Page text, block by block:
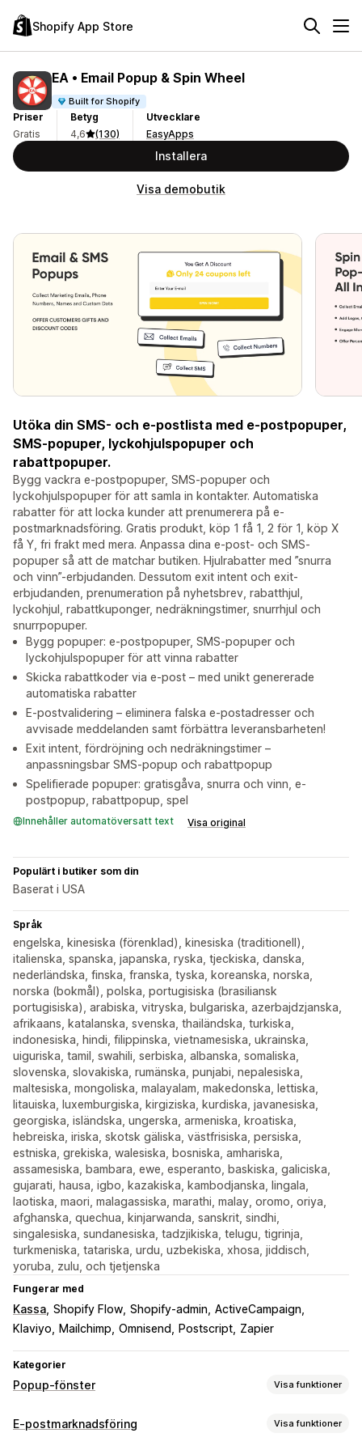
Shopify App Store
EA • Email Popup & Spin Wheel
Built for Shopify
Priser
Gratis
Betyg
4,6
(130)
Utvecklare
EasyApps
Installera
Visa demobutik
Utöka din SMS- och e-postlista med e-postpopuper,
SMS-popuper, lyckohjulspopuper och
rabattpopuper.
Bygg vackra e-postpopuper, SMS-popuper och
lyckohjulspopuper för att samla in kontakter. Automatiska
rabatter för att locka kunder att prenumerera på e-
postmarknadsföring. Gratis produkt, köp 1 få 1, 2 för 1, köp X
få Y, fri frakt med mera. Anpassa dina e-post- och SMS-
popuper så att de matchar butiken. Hjulrabatter med ”snurra
och vinn”-erbjudanden. Dessutom exit intent och exit-
erbjudanden, prenumeration på nyhetsbrev, rabatthjul,
lyckohjul, rabattkuponger, nedräkningstimer, snurrhjul och
snurrpopuper.
Bygg popuper: e-postpopuper, SMS-popuper och
lyckohjulspopuper för att vinna rabatter
Skicka rabattkoder via e-post – med unikt genererade
automatiska rabatter
E-postvalidering – eliminera falska e-postadresser och
avvisade meddelanden samt förbättra leveransbarheten!
Exit intent, fördröjning och nedräkningstimer –
anpassningsbar SMS-popup och rabattpopup
Spelifierade popuper: gratisgåva, snurra och vinn, e-
postpopup, rabattpopup, spel
Innehåller automatöversatt text Visa original
Populärt i butiker som din
Baserat i USA
Språk
engelska, kinesiska (förenklad), kinesiska (traditionell),
italienska, spanska, japanska, ryska, tjeckiska, danska,
nederländska, finska, franska, tyska, koreanska, norska,
norska (bokmål), polska, portugisiska (brasiliansk
portugisiska), arabiska, vitryska, bulgariska, azerbajdzjanska,
afrikaans, katalanska, svenska, thailändska, turkiska,
indonesiska, hindi, filippinska, vietnamesiska, ukrainska,
uiguriska, tamil, swahili, serbiska, albanska, somaliska,
slovenska, slovakiska, rumänska, punjabi, nepalesiska,
maltesiska, mongoliska, malayalam, makedonska, lettiska,
litauiska, luxemburgiska, kirgiziska, kurdiska, javanesiska,
georgiska, isländska, ungerska, armeniska, kroatiska,
hebreiska, iriska, skotsk gäliska, västfrisiska, persiska,
estniska, grekiska, walesiska, bosniska, amhariska,
assamesiska, bambara, ewe, esperanto, baskiska, galiciska,
gujarati, hausa, igbo, kazakiska, kambodjanska, lingala,
laotiska, maori, malagassiska, marathi, malay, oromo, oriya,
afghanska, quechua, kinjarwanda, sanskrit, sindhi,
singalesiska, sundanesiska, tadzjikiska, telugu, tigrinja,
turkmeniska, tatariska, urdu, uzbekiska, xhosa, jiddisch,
yoruba, zulu, och tjetjenska
Fungerar med
Kassa Shopify Flow Shopify-admin ActiveCampaign
Klaviyo
Mailchimp Omnisend Postscript Zapier
Kategorier
Popup-fönster Visa funktioner
Popup-typer
E-postmarknadsföring Visa funktioner